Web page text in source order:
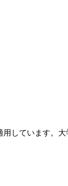
しています。大